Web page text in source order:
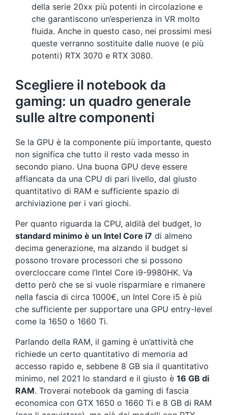
della serie 20xx più potenti in circolazione e
che garantiscono un’esperienza in VR molto
fluida. Anche in questo caso, nei prossimi mesi
queste verranno sostituite dalle nuove (e più
potenti) RTX 3070 e RTX 3080.
Scegliere il notebook da
gaming: un quadro generale
sulle altre componenti
Se la GPU è la componente più importante, questo
non significa che tutto il resto vada messo in
secondo piano. Una buona GPU deve essere
affiancata da una CPU di pari livello, dal giusto
quantitativo di RAM e sufficiente spazio di
archiviazione per i vari giochi.
Per quanto riguarda la CPU, aldilà del budget, lo
standard minimo è un Intel Core i7 di almeno
decima generazione, ma alzando il budget si
possono trovare processori che si possono
overcloccare come l’Intel Core i9-9980HK. Va
detto però che se si vuole risparmiare e rimanere
nella fascia di circa 1000€, un Intel Core i5 è più
che sufficiente per supportare una GPU entry-level
come la 1650 o 1660 Ti.
Parlando della RAM, il gaming è un’attività che
richiede un certo quantitativo di memoria ad
accesso rapido e, sebbene 8 GB sia il quantitativo
minimo, nel 2021 lo standard e il giusto è 16 GB di
RAM. Troverai notebook da gaming di fascia
economica con GTX 1650 o 1660 Ti e 8 GB di RAM